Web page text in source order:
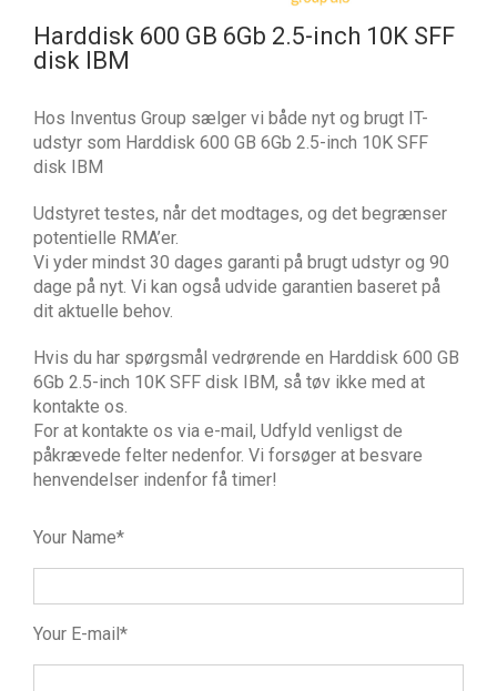
Harddisk 600 GB 6Gb 2.5-inch 10K SFF
disk IBM
Hos Inventus Group sælger vi både nyt og brugt IT-
udstyr som Harddisk 600 GB 6Gb 2.5-inch 10K SFF
disk IBM
Udstyret testes, når det modtages, og det begrænser
potentielle RMA’er.
Vi yder mindst 30 dages garanti på brugt udstyr og 90
dage på nyt. Vi kan også udvide garantien baseret på
dit aktuelle behov.
Hvis du har spørgsmål vedrørende en Harddisk 600 GB
6Gb 2.5-inch 10K SFF disk IBM, så tøv ikke med at
kontakte os.
For at kontakte os via e-mail, Udfyld venligst de
påkrævede felter nedenfor. Vi forsøger at besvare
henvendelser indenfor få timer!
Your Name*
Your E-mail*